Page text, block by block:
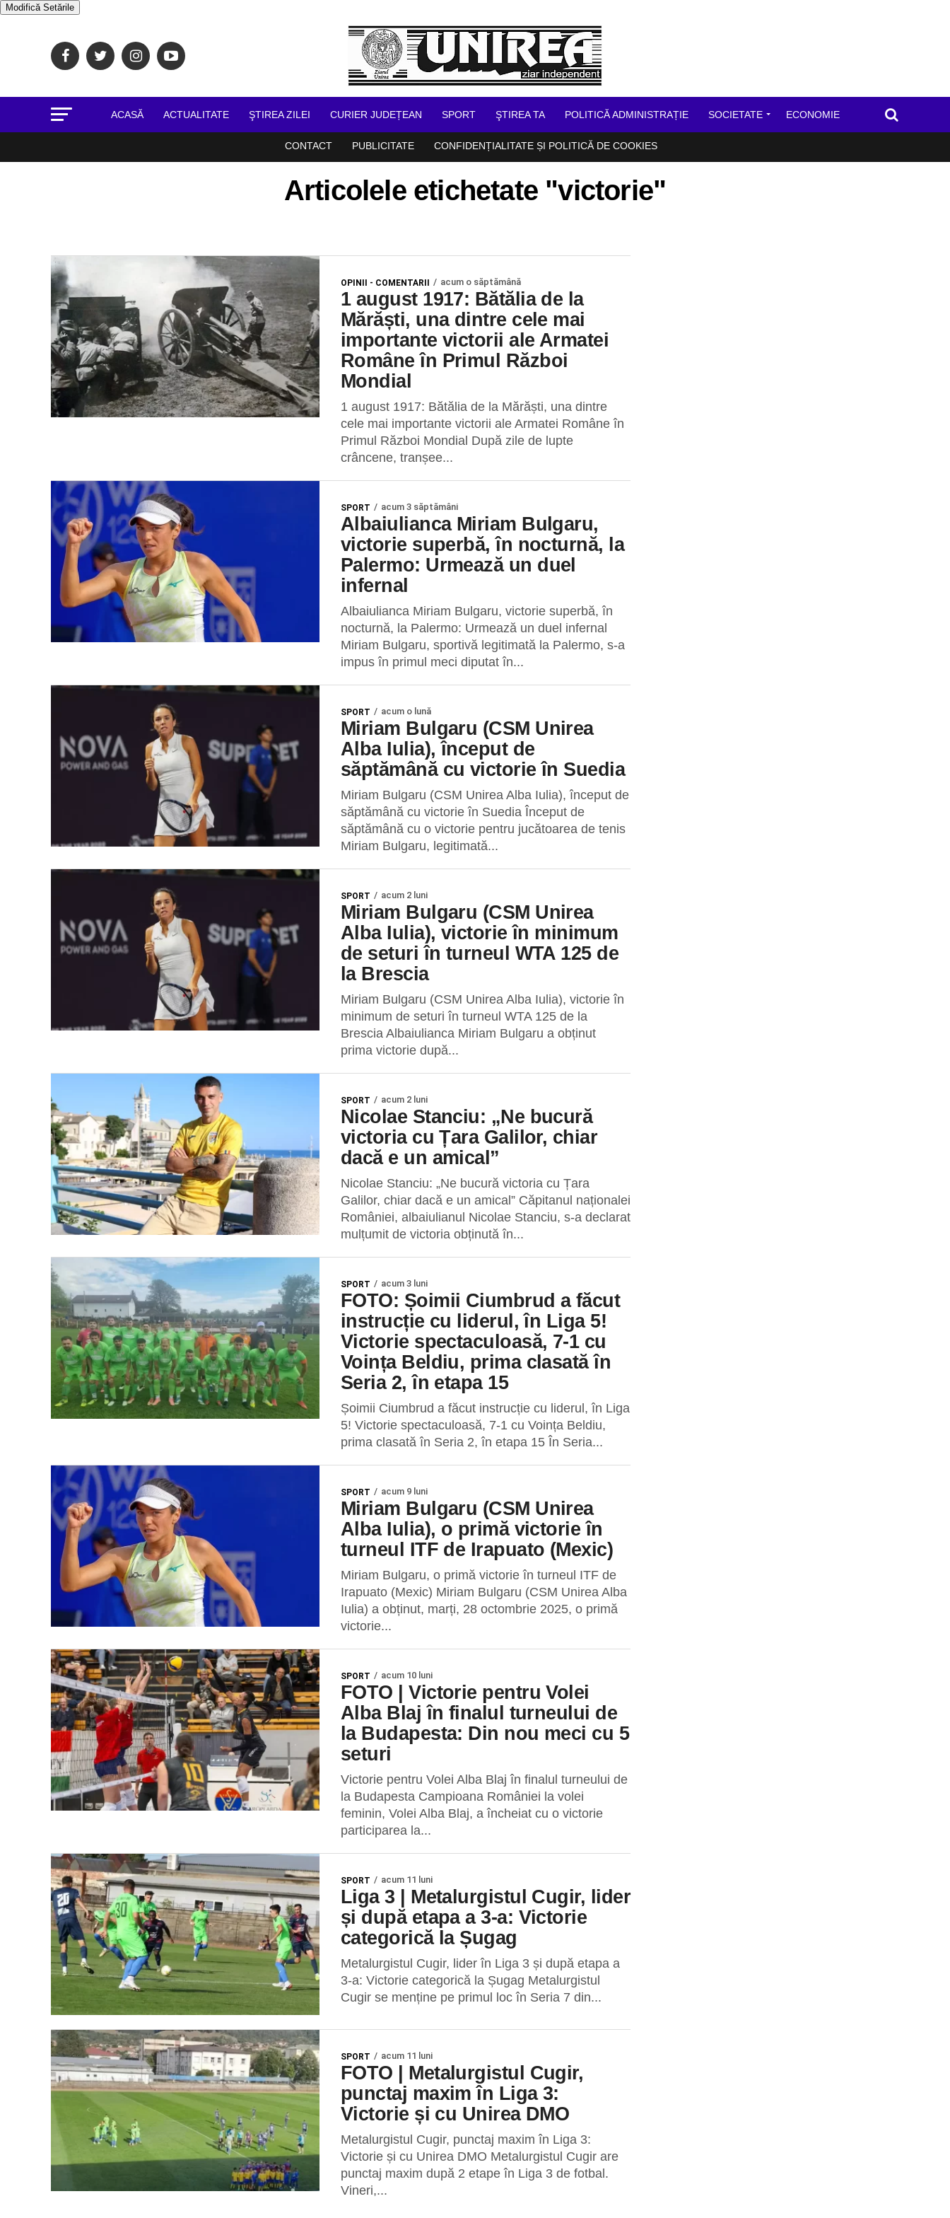
Modifică Setările
ACASĂ ACTUALITATE ŞTIREA ZILEI CURIER JUDEȚEAN SPORT ŞTIREA TA POLITICĂ ADMINISTRAȚIE SOCIETATE ECONOMIE
CONTACT PUBLICITATE CONFIDENȚIALITATE ȘI POLITICĂ DE COOKIES
Articolele etichetate "victorie"
OPINII - COMENTARII acum o săptămână
1 august 1917: Bătălia de la
Mărăști, una dintre cele mai
importante victorii ale Armatei
Române în Primul Război
Mondial
1 august 1917: Bătălia de la Mărăști, una dintre
cele mai importante victorii ale Armatei Române în
Primul Război Mondial După zile de lupte
crâncene, tranșee...
SPORT acum 3 săptămâni
Albaiulianca Miriam Bulgaru,
victorie superbă, în nocturnă, la
Palermo: Urmează un duel
infernal
Albaiulianca Miriam Bulgaru, victorie superbă, în
nocturnă, la Palermo: Urmează un duel infernal
Miriam Bulgaru, sportivă legitimată la Palermo, s-a
impus în primul meci diputat în...
SPORT acum o lună
Miriam Bulgaru (CSM Unirea
Alba Iulia), început de
săptămână cu victorie în Suedia
Miriam Bulgaru (CSM Unirea Alba Iulia), început de
săptămână cu victorie în Suedia Început de
săptămână cu o victorie pentru jucătoarea de tenis
Miriam Bulgaru, legitimată...
SPORT acum 2 luni
Miriam Bulgaru (CSM Unirea
Alba Iulia), victorie în minimum
de seturi în turneul WTA 125 de
la Brescia
Miriam Bulgaru (CSM Unirea Alba Iulia), victorie în
minimum de seturi în turneul WTA 125 de la
Brescia Albaiulianca Miriam Bulgaru a obținut
prima victorie după...
SPORT acum 2 luni
Nicolae Stanciu: „Ne bucură
victoria cu Țara Galilor, chiar
dacă e un amical”
Nicolae Stanciu: „Ne bucură victoria cu Țara
Galilor, chiar dacă e un amical” Căpitanul naționalei
României, albaiulianul Nicolae Stanciu, s-a declarat
mulțumit de victoria obținută în...
SPORT acum 3 luni
FOTO: Șoimii Ciumbrud a făcut
instrucție cu liderul, în Liga 5!
Victorie spectaculoasă, 7-1 cu
Voința Beldiu, prima clasată în
Seria 2, în etapa 15
Șoimii Ciumbrud a făcut instrucție cu liderul, în Liga
5! Victorie spectaculoasă, 7-1 cu Voința Beldiu,
prima clasată în Seria 2, în etapa 15 În Seria...
SPORT acum 9 luni
Miriam Bulgaru (CSM Unirea
Alba Iulia), o primă victorie în
turneul ITF de Irapuato (Mexic)
Miriam Bulgaru, o primă victorie în turneul ITF de
Irapuato (Mexic) Miriam Bulgaru (CSM Unirea Alba
Iulia) a obținut, marți, 28 octombrie 2025, o primă
victorie...
SPORT acum 10 luni
FOTO | Victorie pentru Volei
Alba Blaj în finalul turneului de
la Budapesta: Din nou meci cu 5
seturi
Victorie pentru Volei Alba Blaj în finalul turneului de
la Budapesta Campioana României la volei
feminin, Volei Alba Blaj, a încheiat cu o victorie
participarea la...
SPORT acum 11 luni
Liga 3 | Metalurgistul Cugir, lider
și după etapa a 3-a: Victorie
categorică la Șugag
Metalurgistul Cugir, lider în Liga 3 și după etapa a
3-a: Victorie categorică la Șugag Metalurgistul
Cugir se menține pe primul loc în Seria 7 din...
SPORT acum 11 luni
FOTO | Metalurgistul Cugir,
punctaj maxim în Liga 3:
Victorie și cu Unirea DMO
Metalurgistul Cugir, punctaj maxim în Liga 3:
Victorie și cu Unirea DMO Metalurgistul Cugir are
punctaj maxim după 2 etape în Liga 3 de fotbal.
Vineri,...